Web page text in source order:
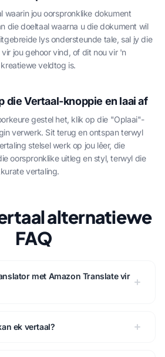
waarin jou oorspronklike dokument
die doeltaal waarna u die dokument wil
lys ondersteunde tale, sal jy die
jou gehoor vind, of dit nou vir 'n
veldtog is.
die Vertaal-knoppie en laai af
gestel het, klik op die "Oplaai"-
verwerk. Sit terug en ontspan terwyl
stelsel werk op jou lêer, die
oorspronklike uitleg en styl, terwyl die
vertaling.
alternatiewe
FAQ
met Amazon Translate vir
ek vertaal?